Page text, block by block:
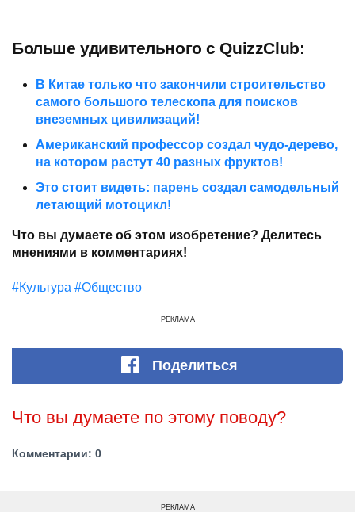
Больше удивительного с QuizzClub:
В Китае только что закончили строительство
самого большого телескопа для поисков
внеземных цивилизаций!
Американский профессор создал чудо-дерево,
на котором растут 40 разных фруктов!
Это стоит видеть: парень создал самодельный
летающий мотоцикл!
Что вы думаете об этом изобретение? Делитесь
мнениями в комментариях!
#Культура #Общество
РЕКЛАМА
Поделиться
Что вы думаете по этому поводу?
Комментарии: 0
РЕКЛАМА